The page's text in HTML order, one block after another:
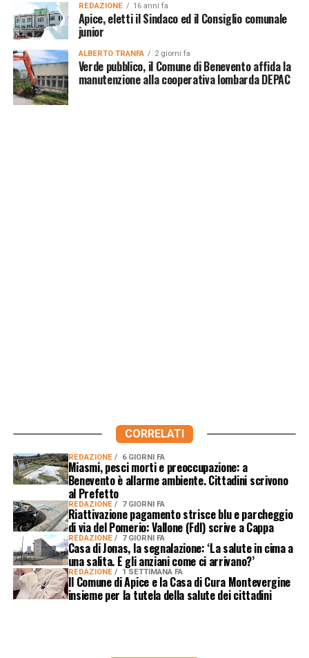
REDAZIONE 16 anni fa
Apice, eletti il Sindaco ed il Consiglio comunale
junior
ALBERTO TRANFA 2 giorni fa
Verde pubblico, il Comune di Benevento affida la
manutenzione alla cooperativa lombarda DEPAC
CORRELATI
REDAZIONE 6 GIORNI FA
Miasmi, pesci morti e preoccupazione: a
Benevento è allarme ambiente. Cittadini scrivono
al Prefetto
REDAZIONE 7 GIORNI FA
Riattivazione pagamento strisce blu e parcheggio
di via del Pomerio: Vallone (FdI) scrive a Cappa
REDAZIONE 7 GIORNI FA
Casa di Jonas, la segnalazione: ‘La salute in cima a
una salita. E gli anziani come ci arrivano?’
REDAZIONE 1 SETTIMANA FA
Il Comune di Apice e la Casa di Cura Montevergine
insieme per la tutela della salute dei cittadini